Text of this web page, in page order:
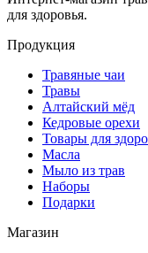
для здоровья.
Продукция
Травяные чаи
Травы
Алтайский мёд
Кедровые орехи
Товары для
Масла
Мыло из трав
Наборы
Подарки
Магазин